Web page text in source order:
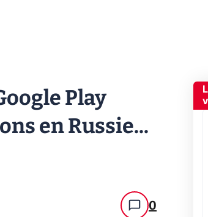
Play
en Russie...
0